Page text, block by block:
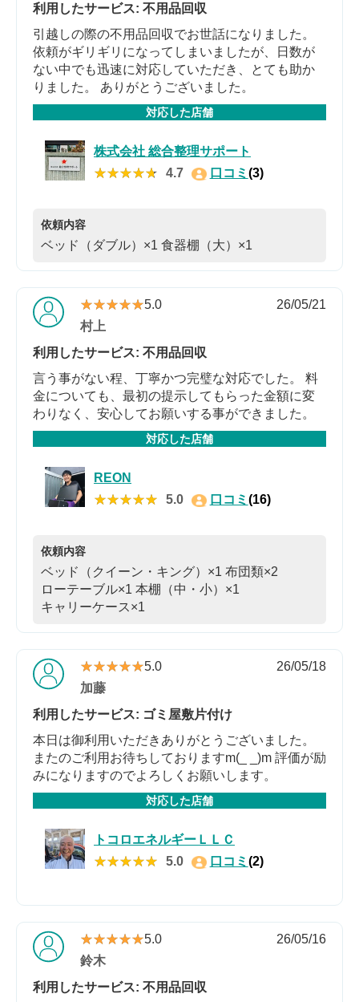
利用したサービス: 不用品回収
引越しの際の不用品回収でお世話になりました。
依頼がギリギリになってしまいましたが、日数が
ない中でも迅速に対応していただき、とても助か
りました。 ありがとうございました。
対応した店舗
株式会社 総合整理サポート
★★★★★
★★★★★ 4.7 口コミ (3)
依頼内容
ベッド（ダブル）×1 食器棚（大）×1
★★★★★
★★★★★5.0
26/05/21
村上
利用したサービス: 不用品回収
言う事がない程、丁寧かつ完璧な対応でした。 料
金についても、最初の提示してもらった金額に変
わりなく、安心してお願いする事ができました。
対応した店舗
REON
★★★★★
★★★★★ 5.0 口コミ (16)
依頼内容
ベッド（クイーン・キング）×1 布団類×2
ローテーブル×1 本棚（中・小）×1
キャリーケース×1
★★★★★
★★★★★5.0
26/05/18
加藤
利用したサービス: ゴミ屋敷片付け
本日は御利用いただきありがとうございました。
またのご利用お待ちしておりますm(_ _)m 評価が励
みになりますのでよろしくお願いします。
対応した店舗
トコロエネルギーＬＬＣ
★★★★★
★★★★★ 5.0 口コミ (2)
★★★★★
★★★★★5.0
26/05/16
鈴木
利用したサービス: 不用品回収